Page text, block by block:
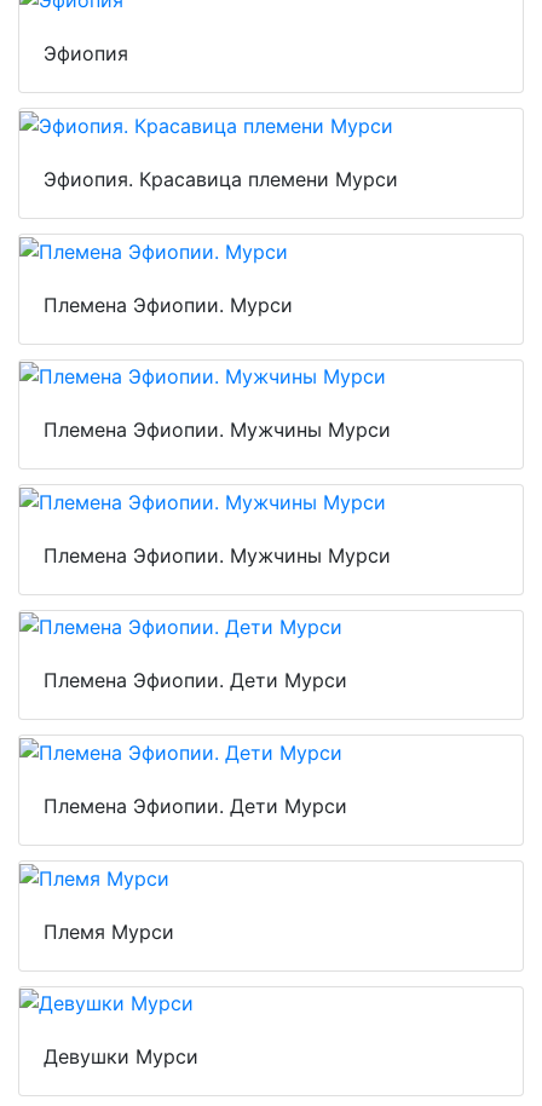
Эфиопия
Эфиопия. Красавица племени Мурси
Племена Эфиопии. Мурси
Племена Эфиопии. Мужчины Мурси
Племена Эфиопии. Мужчины Мурси
Племена Эфиопии. Дети Мурси
Племена Эфиопии. Дети Мурси
Племя Мурси
Девушки Мурси